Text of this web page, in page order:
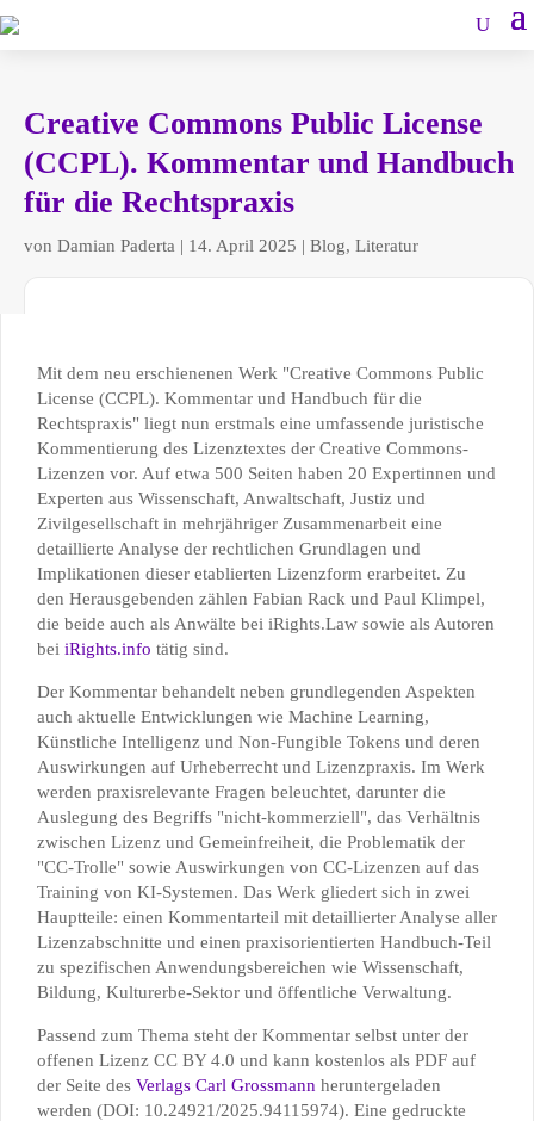
Creative Commons Public License
(CCPL). Kommentar und Handbuch
für die Rechtspraxis
von Damian Paderta | 14. April 2025 | Blog, Literatur
Mit dem neu erschienenen Werk "Creative Commons Public
License (CCPL). Kommentar und Handbuch für die
Rechtspraxis" liegt nun erstmals eine umfassende juristische
Kommentierung des Lizenztextes der Creative Commons-
Lizenzen vor. Auf etwa 500 Seiten haben 20 Expertinnen und
Experten aus Wissenschaft, Anwaltschaft, Justiz und
Zivilgesellschaft in mehrjähriger Zusammenarbeit eine
detaillierte Analyse der rechtlichen Grundlagen und
Implikationen dieser etablierten Lizenzform erarbeitet. Zu
den Herausgebenden zählen Fabian Rack und Paul Klimpel,
die beide auch als Anwälte bei iRights.Law sowie als Autoren
bei iRights.info tätig sind.
Der Kommentar behandelt neben grundlegenden Aspekten
auch aktuelle Entwicklungen wie Machine Learning,
Künstliche Intelligenz und Non-Fungible Tokens und deren
Auswirkungen auf Urheberrecht und Lizenzpraxis. Im Werk
werden praxisrelevante Fragen beleuchtet, darunter die
Auslegung des Begriffs "nicht-kommerziell", das Verhältnis
zwischen Lizenz und Gemeinfreiheit, die Problematik der
"CC-Trolle" sowie Auswirkungen von CC-Lizenzen auf das
Training von KI-Systemen. Das Werk gliedert sich in zwei
Hauptteile: einen Kommentarteil mit detaillierter Analyse aller
Lizenzabschnitte und einen praxisorientierten Handbuch-Teil
zu spezifischen Anwendungsbereichen wie Wissenschaft,
Bildung, Kulturerbe-Sektor und öffentliche Verwaltung.
Passend zum Thema steht der Kommentar selbst unter der
offenen Lizenz CC BY 4.0 und kann kostenlos als PDF auf
der Seite des Verlags Carl Grossmann heruntergeladen
werden (DOI: 10.24921/2025.94115974). Eine gedruckte